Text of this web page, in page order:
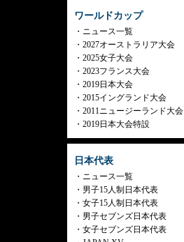
ワールドカップ
ニュース一覧
2027オーストラリア大会
2025女子大会
2023フランス大会
2019日本大会
2015イングランド大会
2011ニュージーランド大会
2019日本大会特設
日本代表
ニュース一覧
男子15人制日本代表
女子15人制日本代表
男子セブンズ日本代表
女子セブンズ日本代表